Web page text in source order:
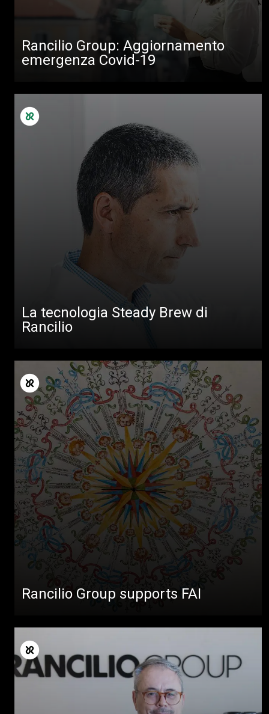
Rancilio Group: Aggiornamento
emergenza Covid-19
La tecnologia Steady Brew di
Rancilio
Rancilio Group supports FAI
News
Download
Altro